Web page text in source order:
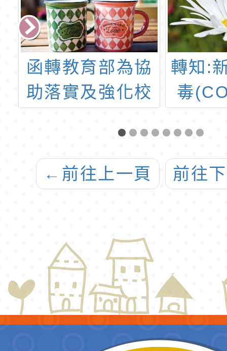
函轉教育部為協
助落實及強化校
訓練，特辦理
111年度「專業
種子師資培訓課
子師資培訓課
程」，請查照。
轉知:
毒
市第8
獎報
← 前往上一頁 前往